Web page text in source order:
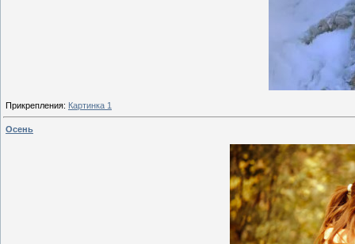
Прикрепления: Картинка 1
Осень